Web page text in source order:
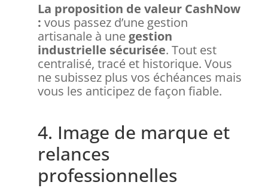
La proposition de valeur CashNow
: vous passez d’une gestion
artisanale à une gestion
industrielle sécurisée. Tout est
centralisé, tracé et historique. Vous
ne subissez plus vos échéances mais
vous les anticipez de façon fiable.
4. Image de marque et
relances
professionnelles